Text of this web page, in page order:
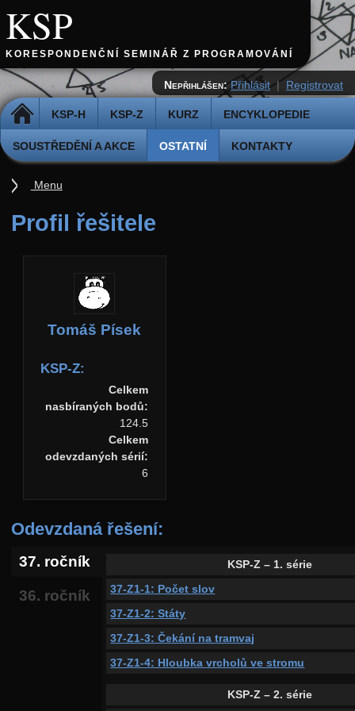
KSP
KORESPONDENČNÍ SEMINÁŘ Z PROGRAMOVÁNÍ
DOMŮ KSP-H KSP-Z KURZ ENCYKLOPEDIE
SOUSTŘEDĚNÍ A AKCE OSTATNÍ KONTAKTY
Nepřihlášen: Přihlásit | Registrovat
Profil řešitele
Tomáš Písek
KSP-Z:
Celkem
nasbíraných bodů:
124.5
Celkem
odevzdaných sérií:
6
Odevzdaná řešení:
37. ročník
36. ročník
KSP-Z – 1. série
37-Z1-1: Počet slov
37-Z1-2: Státy
37-Z1-3: Čekání na tramvaj
37-Z1-4: Hloubka vrcholů ve stromu
KSP-Z – 2. série
Menu